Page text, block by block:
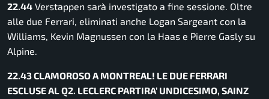
22.44 Verstappen sarà investigato a fine sessione. Oltre
alle due Ferrari, eliminati anche Logan Sargeant con la
Williams, Kevin Magnussen con la Haas e Pierre Gasly su
Alpine.
22.43 CLAMOROSO A MONTREAL! LE DUE FERRARI
ESCLUSE AL Q2. LECLERC PARTIRA’ UNDICESIMO, SAINZ